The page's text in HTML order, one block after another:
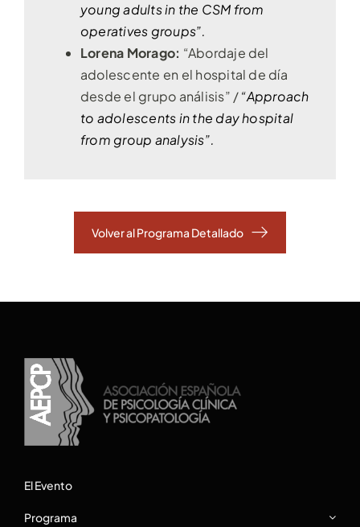
young adults in the CSM from
operatives groups”.
Lorena Morago: “Abordaje del
adolescente en el hospital de día
desde el grupo análisis” /“Approach
to adolescents in the day hospital
from group analysis”.
Volver al Programa Detallado
El Evento
Programa